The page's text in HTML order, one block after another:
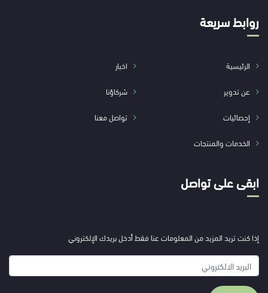
روابط سريعة
الرئيسية
اخبار
عن تدوير
شركاؤنا
إحصائيات
تواصل معنا
الخدمات والمنتجات
ابقى على تواصل
إذا كنت تريد المزيد من المعلومات عنا فقط أدخل بريدك الإلكتروني